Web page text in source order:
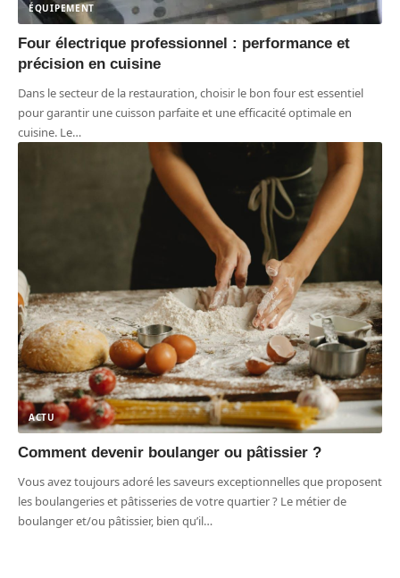
ÉQUIPEMENT
Four électrique professionnel : performance et
précision en cuisine
Dans le secteur de la restauration, choisir le bon four est essentiel
pour garantir une cuisson parfaite et une efficacité optimale en
cuisine. Le…
ACTU
Comment devenir boulanger ou pâtissier ?
Vous avez toujours adoré les saveurs exceptionnelles que proposent
les boulangeries et pâtisseries de votre quartier ? Le métier de
boulanger et/ou pâtissier, bien qu’il…